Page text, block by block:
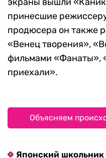
принесшие
продюсера он также
«Венец творения»,
фильмами «Фанаты»,
приехали».
Объясняем
Японский школьник